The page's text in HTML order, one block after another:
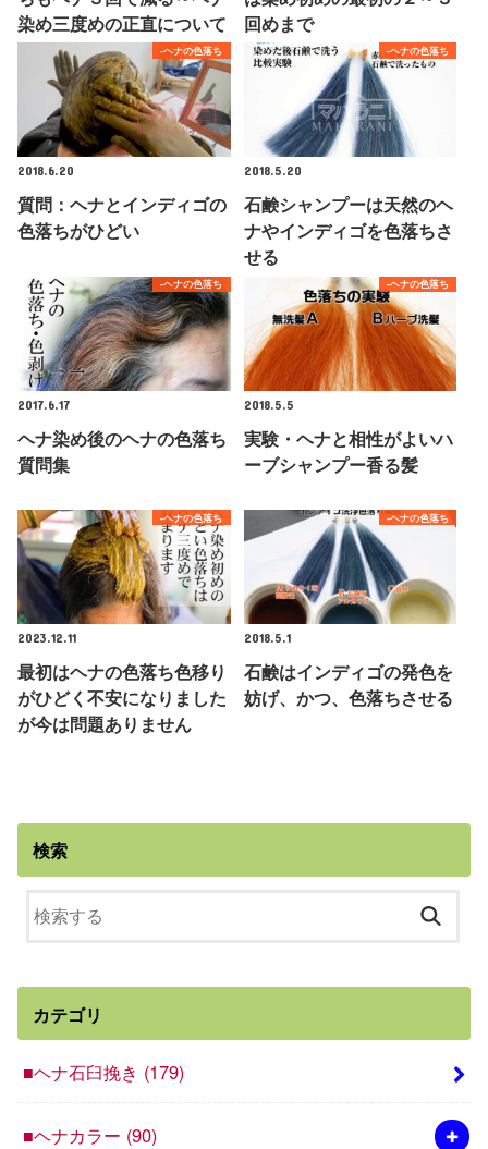
染め三度めの正直について
回めまで
-ヘナの色落ち
2018.6.20
質問：ヘナとインディゴの
色落ちがひどい
-ヘナの色落ち
2018.5.20
石鹸シャンプーは天然のヘ
ナやインディゴを色落ちさ
せる
-ヘナの色落ち
2017.6.17
ヘナ染め後のヘナの色落ち
質問集
-ヘナの色落ち
2018.5.5
実験・ヘナと相性がよいハ
ーブシャンプー香る髪
-ヘナの色落ち
2023.12.11
最初はヘナの色落ち色移り
がひどく不安になりました
が今は問題ありません
-ヘナの色落ち
2018.5.1
石鹸はインディゴの発色を
妨げ、かつ、色落ちさせる
検索
カテゴリ
■ヘナ石臼挽き (179)
■ヘナカラー (90)